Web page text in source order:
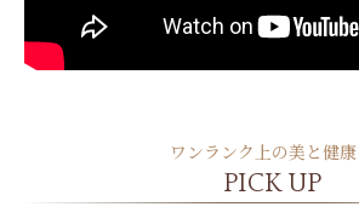
ワンランク上の美と健康
PICK UP